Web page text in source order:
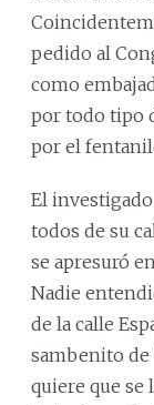
pedido al
como
por todo tipo
por el
El
todos de su
se apresuró
Nadie
de la calle
sambenito
quiere que se